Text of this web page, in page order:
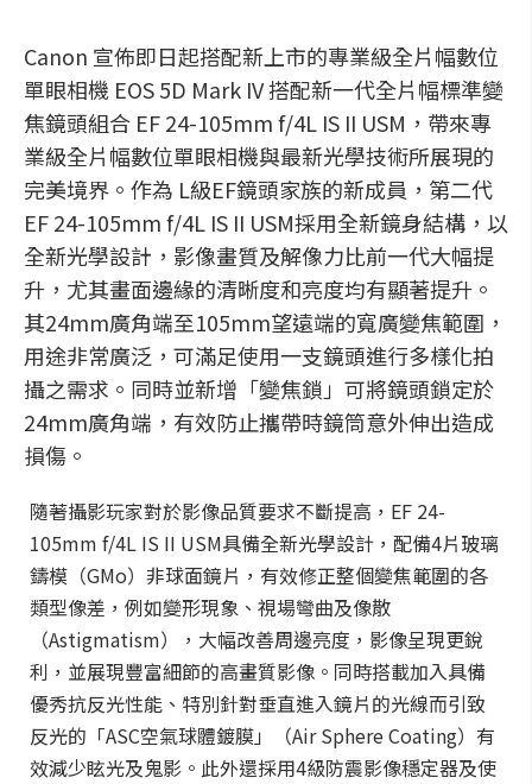
Canon 宣佈即日起搭配新上市的專業級全片幅數位
單眼相機 EOS 5D Mark IV搭配新一代全片幅標準變
焦鏡頭組合 EF 24-105mm f/4L IS II USM ，帶來專
業級全片幅數位單眼相機與最新光學技術所展現的
完美境界。作為 L級EF鏡頭家族的新成員，第二代
EF 24-105mm f/4L IS II USM採用全新鏡身結構，以
全新光學設計，影像畫質及解像力比前一代大幅提
升，尤其畫面邊緣的清晰度和亮度均有顯著提升。
其24mm廣角端至105mm望遠端的寬廣變焦範圍，
用途非常廣泛，可滿足使用一支鏡頭進行多樣化拍
攝之需求。同時並新增「變焦鎖」可將鏡頭鎖定於
24mm廣角端，有效防止攜帶時鏡筒意外伸出造成
損傷。
隨著攝影玩家對於影像品質要求不斷提高，EF 24-
105mm f/4L IS II USM具備全新光學設計，配備4片玻璃
鑄模（GMo）非球面鏡片，有效修正整個變焦範圍的各
類型像差，例如變形現象、視場彎曲及像散
（Astigmatism），大幅改善周邊亮度，影像呈現更銳
利，並展現豐富細節的高畫質影像。同時搭載加入具備
優秀抗反光性能、特別針對垂直進入鏡片的光線而引致
反光的「ASC空氣球體鍍膜」（Air Sphere Coating）有
效減少眩光及鬼影。此外還採用4級防震影像穩定器及使